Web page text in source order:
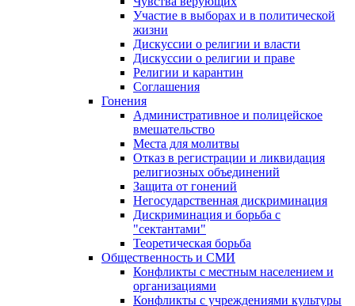
Участие в выборах и в политической
жизни
Дискуссии о религии и власти
Дискуссии о религии и праве
Религии и карантин
Соглашения
Гонения
Административное и полицейское
вмешательство
Места для молитвы
Отказ в регистрации и ликвидация
религиозных объединений
Защита от гонений
Негосударственная дискриминация
Дискриминация и борьба с
"сектантами"
Теоретическая борьба
Общественность и СМИ
Конфликты с местным населением и
организациями
Конфликты с учреждениями культуры